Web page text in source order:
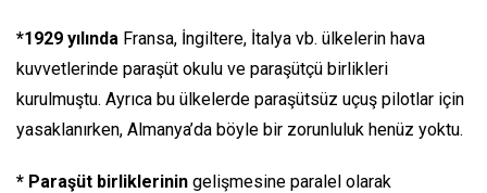
*1929 yılında Fransa, İngiltere, İtalya vb. ülkelerin hava
kuvvetlerinde paraşüt okulu ve paraşütçü birlikleri
kurulmuştu. Ayrıca bu ülkelerde paraşütsüz uçuş pilotlar için
yasaklanırken, Almanya’da böyle bir zorunluluk henüz yoktu.
* Paraşüt birliklerinin gelişmesine paralel olarak